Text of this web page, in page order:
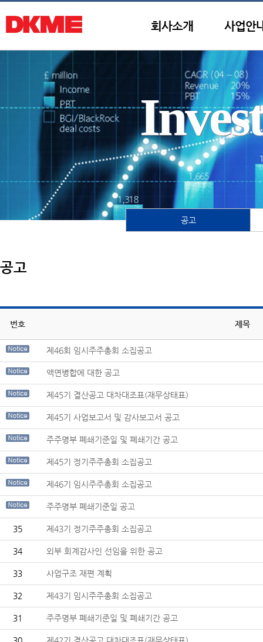
회사소개 사업안
공고
공고
번호 제목
제46회 임시주주총회 소집공고
액면병합에 대한 공고
제45기 결산공고 대차대조표(재무상태표)
제45기 사업보고서 및 감사보고서 공고
주주명부 폐쇄기준일 및 폐쇄기간 공고
제45기 정기주주총회 소집공고
제46기 임시주주총회 소집공고
주주명부 폐쇄기준일 공고
35 제43기 정기주주총회 소집공고
34 외부 회계감사인 선임을 위한 공고
33 사업구조 재편 계획
32 제43기 임시주주총회 소집공고
31 주주명부 폐쇄기준일 및 폐쇄기간 공고